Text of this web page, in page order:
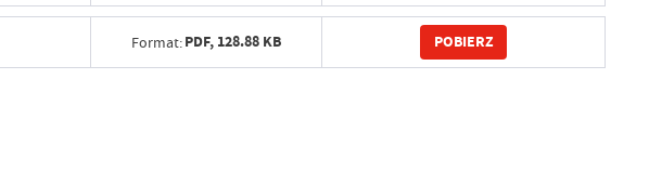
Format:PDF, 128.88 KB POBIERZ